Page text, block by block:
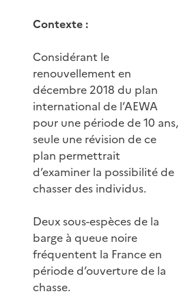
Contexte :
Considérant le
renouvellement en
décembre 2018 du plan
international de l’AEWA
pour une période de 10 ans,
seule une révision de ce
plan permettrait
d’examiner la possibilité de
chasser des individus.
Deux sous-espèces de la
barge à queue noire
fréquentent la France en
période d’ouverture de la
chasse.